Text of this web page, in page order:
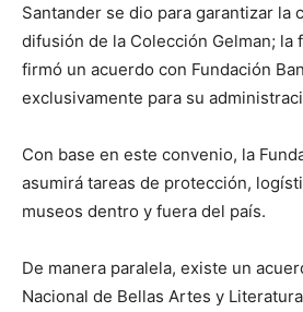
Santander se dio para garantizar la
difusión de la Colección Gelman; la
firmó un acuerdo con Fundación
exclusivamente para su
Con base en este convenio, la
asumirá tareas de protección,
museos dentro y fuera del país.
De manera paralela, existe un
Nacional de Bellas Artes y